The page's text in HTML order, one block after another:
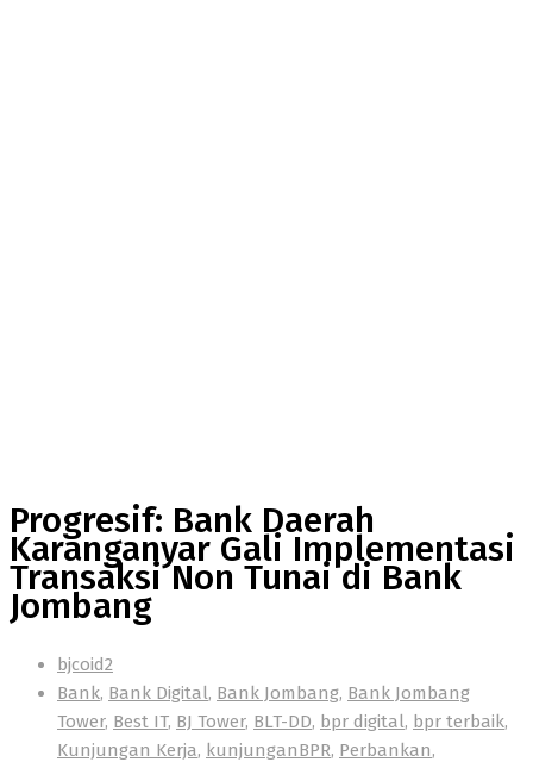
Progresif: Bank Daerah
Karanganyar Gali Implementasi
Transaksi Non Tunai di Bank
Jombang
bjcoid2
Bank, Bank Digital, Bank Jombang, Bank Jombang
Tower, Best IT, BJ Tower, BLT-DD, bpr digital, bpr terbaik,
Kunjungan Kerja, kunjunganBPR, Perbankan,